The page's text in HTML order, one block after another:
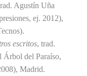
Agustín Uña
ej. 2012),
escritos, trad.
Árbol del Paraíso,
Madrid.